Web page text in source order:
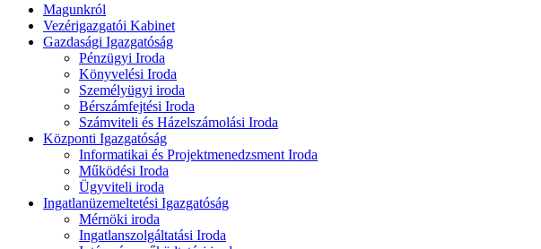
Magunkról
Vezérigazgatói Kabinet
Gazdasági Igazgatóság
Pénzügyi Iroda
Könyvelési Iroda
Személyügyi iroda
Bérszámfejtési Iroda
Számviteli és Házelszámolási Iroda
Központi Igazgatóság
Informatikai és Projektmenedzsment Iroda
Működési Iroda
Ügyviteli iroda
Ingatlanüzemeltetési Igazgatóság
Mérnöki iroda
Ingatlanszolgáltatási Iroda